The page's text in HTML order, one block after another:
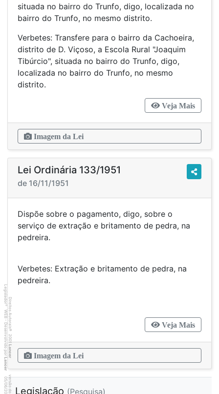
situada no bairro do Trunfo, digo, localizada no
bairro do Trunfo, no mesmo distrito.
Verbetes: Transfere para o bairro da Cachoeira,
distrito de D. Viçoso, a Escola Rural "Joaquim
Tibúrcio", situada no bairro do Trunfo, digo,
localizada no bairro do Trunfo, no mesmo
distrito.
Veja Mais
Imagem da Lei
Lei Ordinária 133/1951
de 16/11/1951
Dispõe sobre o pagamento, digo, sobre o
serviço de extração e britamento de pedra, na
pedreira.
Verbetes: Extração e britamento de pedra, na
pedreira.
Veja Mais
Imagem da Lei
Legislação (Pesquisa)
Direitos Autorais
©
2001
Lancer
Legislador
®
WEB - Desenvolvido por
Lancer
2
0
4
:3
9
0
5
/
0
6
/
2
0
2
6